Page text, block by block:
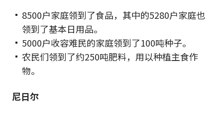
8500户家庭领到了食品，其中的5280户家庭也
领到了基本日用品。
5000户收容难民的家庭领到了100吨种子。
农民们领到了约250吨肥料，用以种植主食作
物。
尼日尔